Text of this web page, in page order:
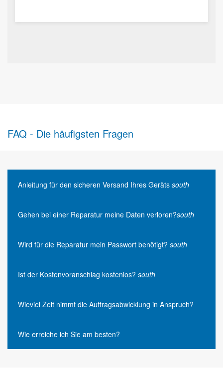
FAQ - Die häufigsten Fragen
Anleitung für den sicheren Versand Ihres Geräts south
Gehen bei einer Reparatur meine Daten verloren?south
Wird für die Reparatur mein Passwort benötigt? south
Ist der Kostenvoranschlag kostenlos? south
Wieviel Zeit nimmt die Auftragsabwicklung in Anspruch?
Wie erreiche ich Sie am besten?